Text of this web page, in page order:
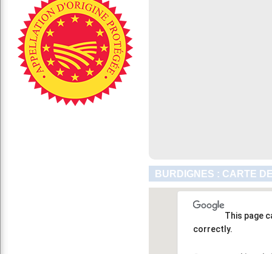
BURDIGNES : CARTE
This page
correctly.